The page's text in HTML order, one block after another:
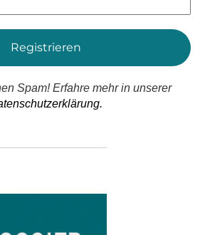
Spam! Erfahre mehr in unserer